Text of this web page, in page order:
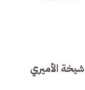
شيخة الأميري